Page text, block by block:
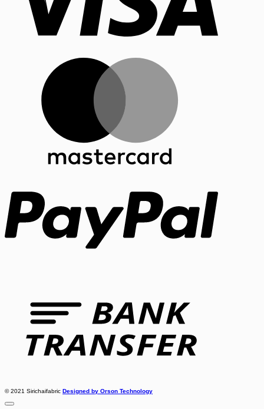
© 2021 Sirichaifabric Designed by Orson Technology